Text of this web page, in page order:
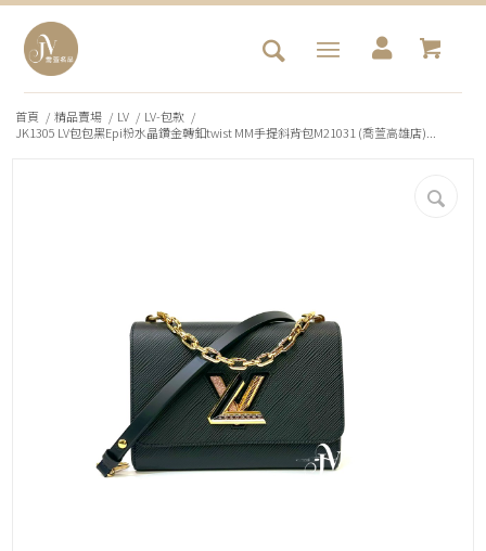
首頁 / 精品賣場 / LV / LV-包款 /
JK1305 LV包包黑Epi粉水晶鑽金轉釦twist MM手提斜背包M21031 (喬萱高雄店)...